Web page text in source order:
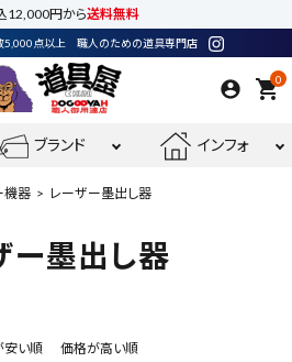
12,000円から送料無料
5,000点以上 職人のための道具専門店
0
shopping_cart
ブランド インフォ
機器 レーザー墨出し器
ー墨出し器
安い順 価格が高い順